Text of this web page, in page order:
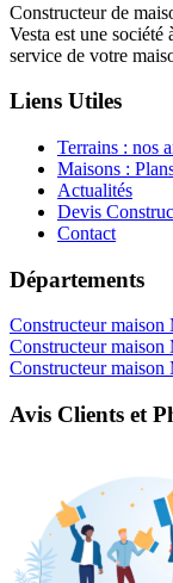
Constructeur de
Vesta est une
service de votre
Liens Utiles
Terrains : nos
Maisons :
Actualités
Devis
Contact
Départements
Constructeur
Constructeur maison
Constructeur maison
Avis Clients et